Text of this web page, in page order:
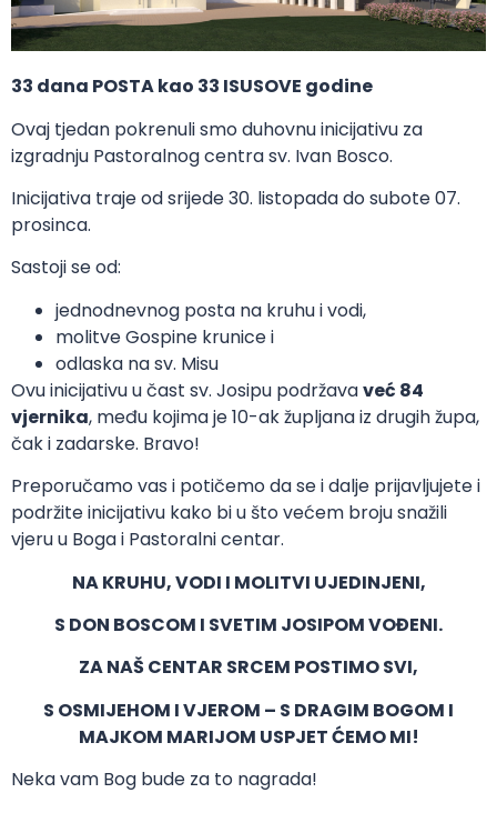
33 dana POSTAkao 33 ISUSOVE godine
Ovaj tjedan pokrenuli smo duhovnu inicijativu za
izgradnju Pastoralnog centra sv. Ivan Bosco.
Inicijativa traje od srijede 30. listopada do subote 07.
prosinca.
Sastoji se od:
jednodnevnog posta na kruhu i vodi,
molitve Gospine krunice i
odlaska na sv. Misu
Ovu inicijativu u čast sv. Josipu podržavaveć 84
vjernika, među kojima je 10-ak župljana iz drugih župa,
čak i zadarske. Bravo!
Preporučamo vas i potičemo da se i dalje prijavljujete i
podržite inicijativu kako bi u što većem broju snažili
vjeru u Boga i Pastoralni centar.
NA KRUHU, VODI I MOLITVI UJEDINJENI,
S DON BOSCOM I SVETIM JOSIPOM VOĐENI.
ZA NAŠ CENTAR SRCEM POSTIMO SVI,
S OSMIJEHOM I VJEROM – S DRAGIM BOGOM I
MAJKOM MARIJOM USPJET ĆEMO MI!
Neka vam Bog bude za to nagrada!